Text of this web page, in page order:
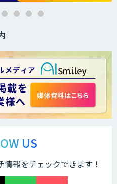
コンサルティング
成AIソリューション（受託開
ンサル）
US
報をチェックできます！